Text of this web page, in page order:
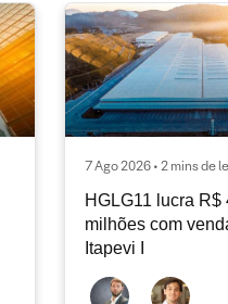
7 Ago 2026 • 2 mins de
HGLG11 lucra R$
milhões com
Itapevi I